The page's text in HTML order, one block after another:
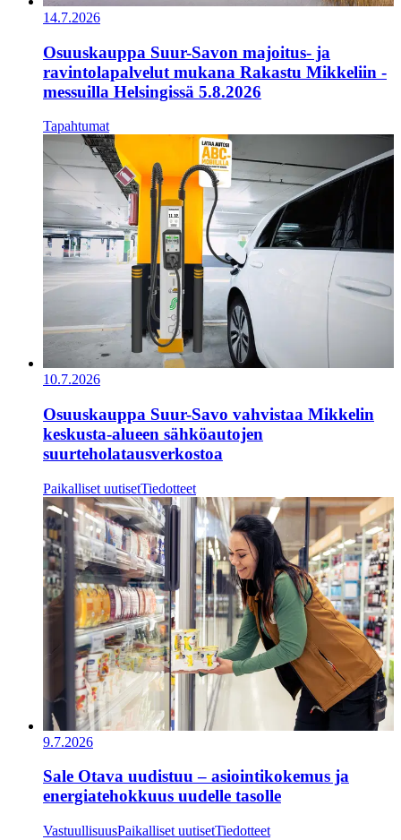
14.7.2026
Osuuskauppa Suur-Savon majoitus- ja
ravintolapalvelut mukana Rakastu Mikkeliin -
messuilla Helsingissä 5.8.2026
Tapahtumat
10.7.2026
Osuuskauppa Suur-Savo vahvistaa Mikkelin
keskusta-alueen sähköautojen
suurteholatausverkostoa
Paikalliset uutisetTiedotteet
9.7.2026
​​Sale Otava uudistuu – asiointikokemus ja
energiatehokkuus uudelle tasolle​
VastuullisuusPaikalliset uutisetTiedotteet